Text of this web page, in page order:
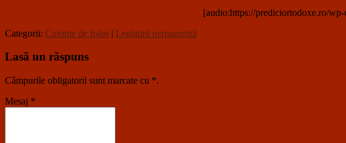
[audio:https://prediciortodoxe.ro/
Categorii: Cuvinte de folos | Legătură permanentă
Lasă un răspuns
Câmpurile obligatorii sunt marcate cu *.
Mesaj *